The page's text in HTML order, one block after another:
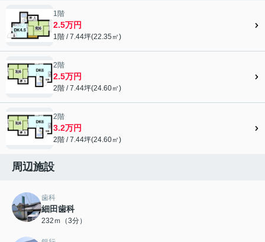
1階
2.5万円
1階 / 7.44坪(22.35㎡)
2階
2.5万円
2階 / 7.44坪(24.60㎡)
2階
3.2万円
2階 / 7.44坪(24.60㎡)
周辺施設
歯科
細田歯科
232ｍ（3分）